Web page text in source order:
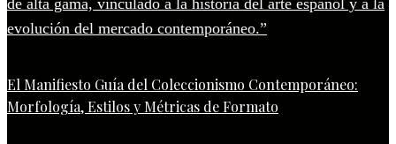
El Manifiesto Guía del Coleccionismo Contemporáneo:
Morfología, Estilos y Métricas de Formato